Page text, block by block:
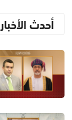
أحدث الأخبار